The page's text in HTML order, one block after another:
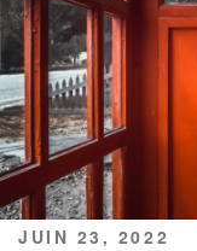
PUBLIÉ
JUIN 23, 2022